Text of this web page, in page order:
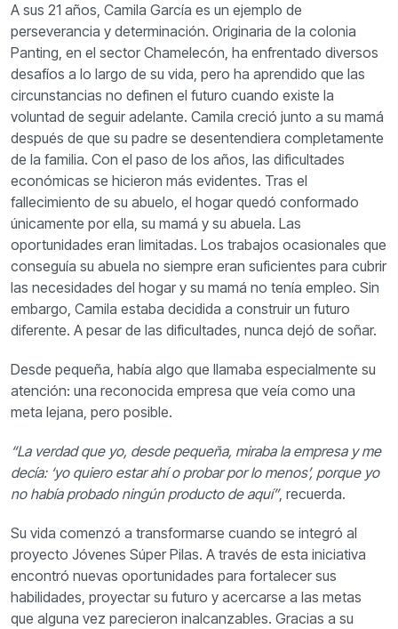
A sus 21 años, Camila García es un ejemplo de
perseverancia y determinación. Originaria de la colonia
Panting, en el sector Chamelecón, ha enfrentado diversos
desafíos a lo largo de su vida, pero ha aprendido que las
circunstancias no definen el futuro cuando existe la
voluntad de seguir adelante. Camila creció junto a su mamá
después de que su padre se desentendiera completamente
de la familia. Con el paso de los años, las dificultades
económicas se hicieron más evidentes. Tras el
fallecimiento de su abuelo, el hogar quedó conformado
únicamente por ella, su mamá y su abuela. Las
oportunidades eran limitadas. Los trabajos ocasionales que
conseguía su abuela no siempre eran suficientes para cubrir
las necesidades del hogar y su mamá no tenía empleo. Sin
embargo, Camila estaba decidida a construir un futuro
diferente. A pesar de las dificultades, nunca dejó de soñar.
Desde pequeña, había algo que llamaba especialmente su
atención: una reconocida empresa que veía como una
meta lejana, pero posible.
“La verdad que yo, desde pequeña, miraba la empresa y me
decía: ‘yo quiero estar ahí o probar por lo menos’, porque yo
no había probado ningún producto de aquí”, recuerda.
Su vida comenzó a transformarse cuando se integró al
proyecto Jóvenes Súper Pilas. A través de esta iniciativa
encontró nuevas oportunidades para fortalecer sus
habilidades, proyectar su futuro y acercarse a las metas
que alguna vez parecieron inalcanzables. Gracias a su